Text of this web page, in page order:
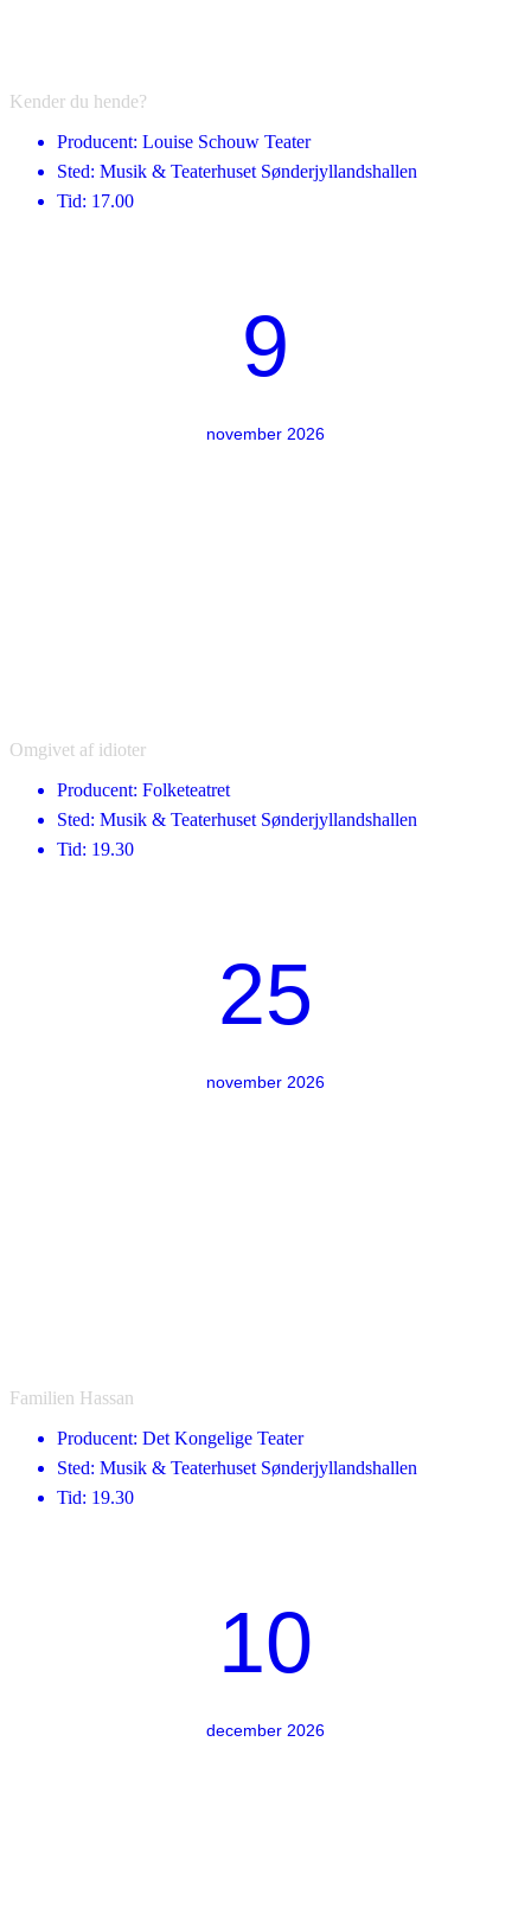
Kender du hende?
Producent: Louise Schouw Teater
Sted: Musik & Teaterhuset Sønderjyllandshallen
Tid: 17.00
9
november 2026
Omgivet af idioter
Producent: Folketeatret
Sted: Musik & Teaterhuset Sønderjyllandshallen
Tid: 19.30
25
november 2026
Familien Hassan
Producent: Det Kongelige Teater
Sted: Musik & Teaterhuset Sønderjyllandshallen
Tid: 19.30
10
december 2026